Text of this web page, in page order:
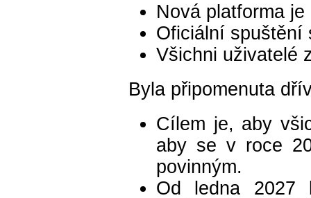
Nová platforma
Oficiální spuštění
Všichni uživatelé
Byla připomenuta
Cílem je, aby
aby se v roce
povinným.
Od ledna 2027